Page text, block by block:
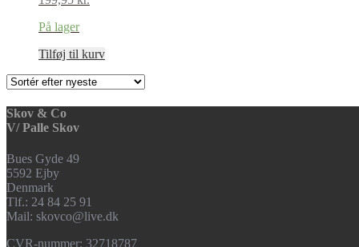
På lager
Tilføj til kurv
Skov & Co
V/ Palle Skov
Bues Gyde 49
5592 Ejby
Denmark
Tlf.: 24 84 25 91
Mail: skovco@live.dk
CVR-nummer: 32718787